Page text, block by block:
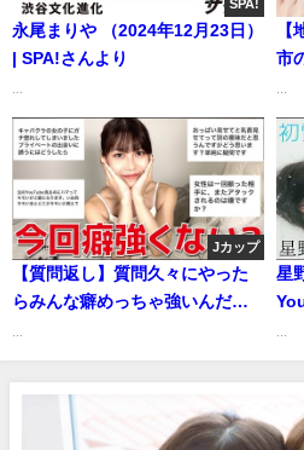
SPA!
永尾まりや （2024年12月23日）
| SPA!さんより
【
市
長
Jカップ
【質問返し】質問久々にやった
らみんな癖めっちゃ強いんだけ
星
デ